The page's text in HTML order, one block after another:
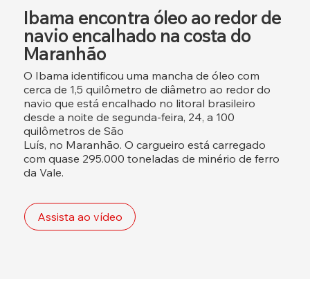
Ibama encontra óleo ao redor de
navio encalhado na costa do
Maranhão
O Ibama identificou uma mancha de óleo com
cerca de 1,5 quilômetro de diâmetro ao redor do
navio que está encalhado no litoral brasileiro
desde a noite de segunda-feira, 24, a 100
quilômetros de São
Luís, no Maranhão. O cargueiro está carregado
com quase 295.000 toneladas de minério de ferro
da Vale.
Assista ao vídeo